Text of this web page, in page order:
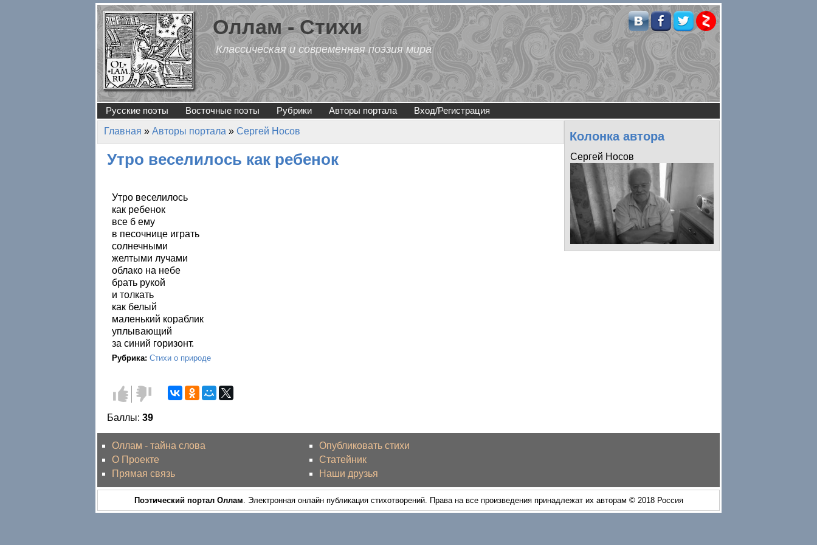
Перейти к основному содержанию
Оллам - Стихи
Классическая и современная поэзия мира
Русские поэты Восточные поэты Рубрики Авторы портала Вход/Регистрация
Вы здесь
Главная » Авторы портала » Сергей Носов
Утро веселилось как ребенок
Утро веселилось
как ребенок
все б ему
в песочнице играть
солнечными
желтыми лучами
облако на небе
брать рукой
и толкать
как белый
маленький кораблик
уплывающий
за синий горизонт.
Рубрика: Стихи о природе
Голос
за!
Голос
против!
Баллы: 39
Колонка автора
Сергей Носов
Оллам - тайна слова
О Проекте
Прямая связь
Опубликовать стихи
Статейник
Наши друзья
Поэтический портал Оллам . Электронная онлайн публикация стихотворений. Права на все произведения принадлежат их авторам © 2018 Россия